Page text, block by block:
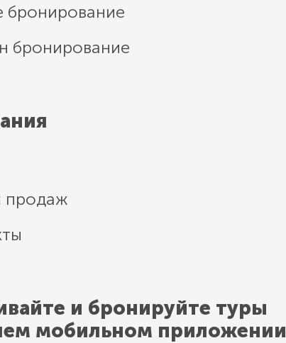
бронирование
бронирование
и бронируйте туры
мобильном приложении